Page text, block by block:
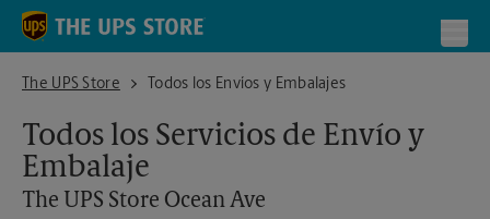
Skip to content
Return to Nav
The UPS Store
The UPS Store Ocean AveTodos los Envíos y Embalajes
Todos los Servicios de Envío y
Embalaje
The UPS Store Ocean Ave